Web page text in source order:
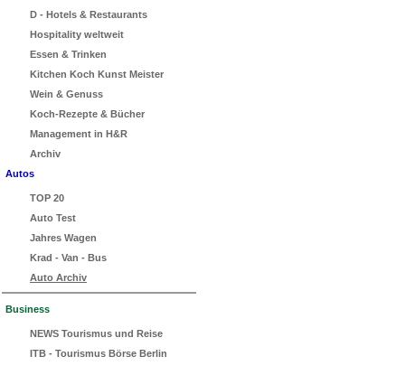
D - Hotels & Restaurants
Hospitality weltweit
Essen & Trinken
Kitchen Koch Kunst Meister
Wein & Genuss
Koch-Rezepte & Bücher
Management in H&R
Archiv
Autos
TOP 20
Auto Test
Jahres Wagen
Krad - Van - Bus
Auto Archiv
Business
NEWS Tourismus und Reise
ITB - Tourismus Börse Berlin